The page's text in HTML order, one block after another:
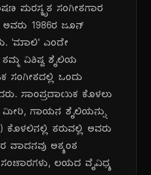
ಪುರಸ್ಕೃತ ಸಂಗೀತಗಾರ
1986ರ ಜೂನ್
'ಮಾಲಿ' ಎಂದೇ
ತಮ್ಮ ವಿಶಿಷ್ಟ ಶೈಲಿಯ
ಸಂಗೀತದಲ್ಲಿ ಒಂದು
ಸಾಂಪ್ರದಾಯಿಕ ಕೊಳಲು
ಮೀರಿ, ಗಾಯನ ಶೈಲಿಯನ್ನು
ತರುವಲ್ಲಿ ಅವರು
ವಾದನವು ಅತ್ಯಂತ
ಲಯದ ವೈವಿಧ್ಯ